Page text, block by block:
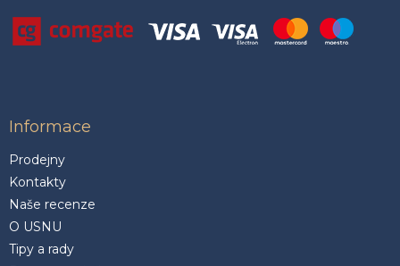
Informace
Prodejny
Kontakty
Naše recenze
O USNU
Tipy a rady